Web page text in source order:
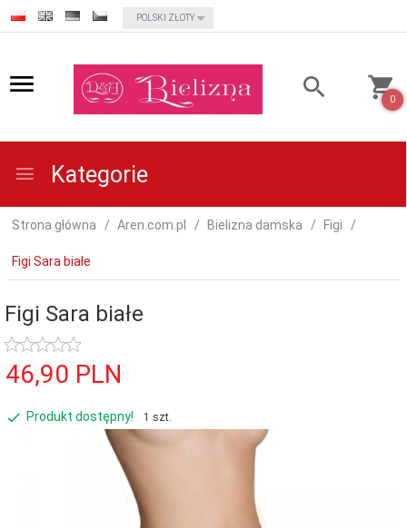
currency_h
POLSKI ZŁOTY
0
Kategorie
Strona główna Aren.com.pl Bielizna damska Figi
Figi Sara białe
Figi Sara białe
46,90 PLN
Produkt dostępny! 1 szt.